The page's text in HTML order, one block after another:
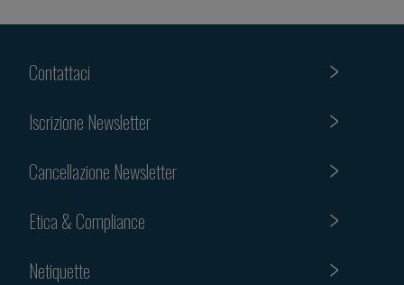
Contattaci
Iscrizione Newsletter
Cancellazione Newsletter
Etica & Compliance
Netiquette